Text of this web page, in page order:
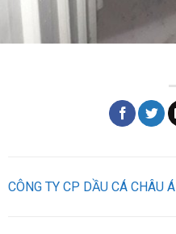
CÔNG TY CP DẦU CÁ CHÂU Á